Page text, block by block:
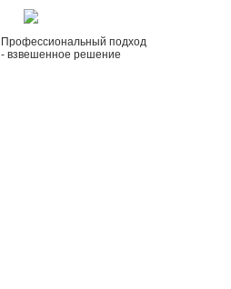
Профессиональный подход
- взвешенное решение